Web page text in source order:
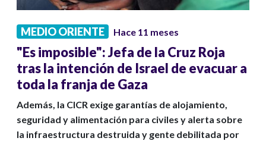
MEDIO ORIENTE Hace 11 meses
"Es imposible": Jefa de la Cruz Roja
tras la intención de Israel de evacuar a
toda la franja de Gaza
Además, la CICR exige garantías de alojamiento,
seguridad y alimentación para civiles y alerta sobre
la infraestructura destruida y gente debilitada por